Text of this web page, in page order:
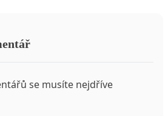
se musíte nejdříve